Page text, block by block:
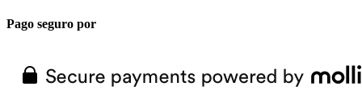
Pago seguro por